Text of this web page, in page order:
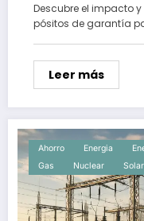
Descubre el impacto
pósitos de garantía
Leer más
Ahorro Energia
Gas
Nuclear Solar